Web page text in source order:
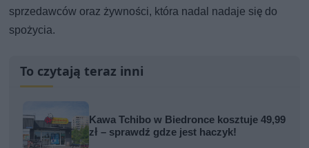
sprzedawców oraz żywności, która nadal nadaje się do
spożycia.
To czytają teraz inni
Kawa Tchibo w Biedronce kosztuje 49,99
zł – sprawdź gdze jest haczyk!